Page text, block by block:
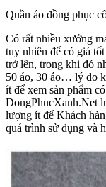
Quần áo đồng phục
Có rất nhiều xưởng
tuy nhiên để có giá
trở lên, trong khi đó
50 áo, 30 áo… lý do
ít để xem sản phẩm
DongPhucXanh.Net
lượng ít để Khách
quá trình sử dụng và